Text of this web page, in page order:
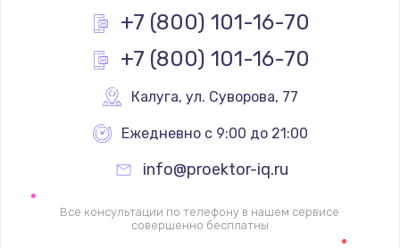
+7 (800) 101-16-70
+7 (800) 101-16-70
Калуга, ул. Суворова, 77
Ежедневно с 9:00 до 21:00
info@proektor-iq.ru
Все консультации по телефону в нашем сервисе
совершенно бесплатны